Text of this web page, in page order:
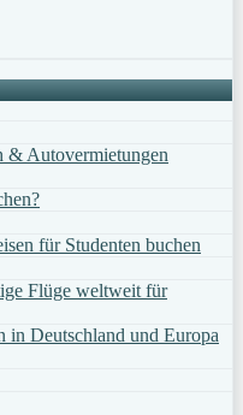
& Autovermietungen
für Studenten buchen
Flüge weltweit für
in Deutschland und Europa